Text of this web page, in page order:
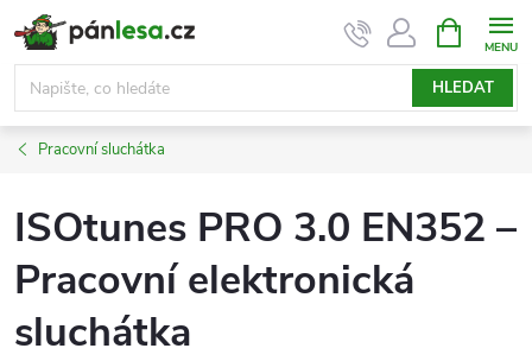
Přejít
na
obsah
HLEDAT
NÁKUPNÍ
KOŠÍK
Pracovní sluchátka
ISOtunes PRO 3.0 EN352 –
Pracovní elektronická
sluchátka